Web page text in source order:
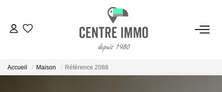
VENTES
Accueil Maison Référence 2088